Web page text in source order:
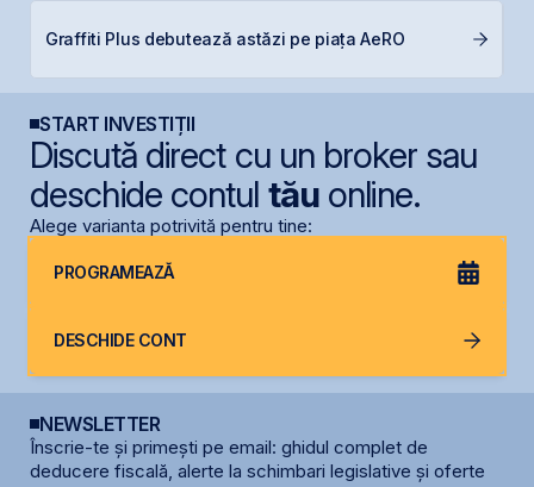
Graffiti Plus debutează astăzi pe piața AeRO
START INVESTIȚII
Discută direct cu un broker sau
deschide contul tăuonline.
Alege varianta potrivită pentru tine:
PROGRAMEAZĂ
DESCHIDE CONT
NEWSLETTER
Înscrie-te și primești pe email: ghidul complet de
deducere fiscală, alerte la schimbari legislative și oferte